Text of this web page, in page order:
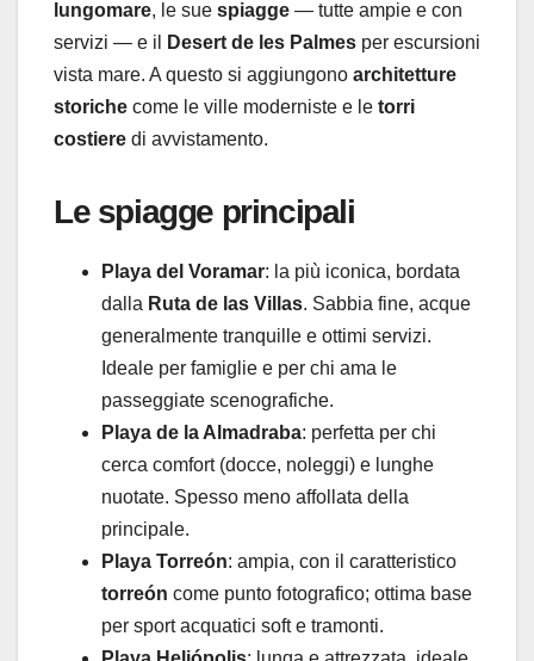
lungomare, le sue spiagge — tutte ampie e con
servizi — e il
Desert de les Palmes per escursioni
vista mare. A questo si aggiungono architetture
storiche come le ville moderniste e le torri
costiere di avvistamento.
Le spiagge principali
Playa del Voramar: la più iconica, bordata
dalla Ruta de las Villas. Sabbia fine, acque
generalmente tranquille e ottimi servizi.
Ideale per famiglie e per chi ama le
passeggiate scenografiche.
Playa de la Almadraba: perfetta per chi
cerca comfort (docce, noleggi) e lunghe
nuotate. Spesso meno affollata della
principale.
Playa Torreón: ampia, con il caratteristico
torreón come punto fotografico; ottima base
per sport acquatici soft e tramonti.